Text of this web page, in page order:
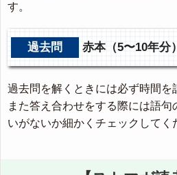
す。
過去問 赤本（5〜10年分）
過去問を解くときには必ず時間を
また答え合わせをする際には語
いがないか細かくチェックしてく